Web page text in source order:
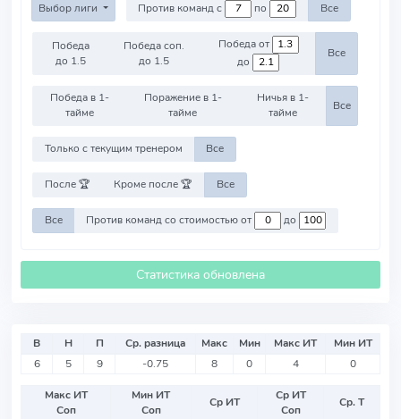
Выбор лиги Против команд с по Все
Победа
до 1.5
Победа соп.
до 1.5
Победа от
до
Все
Победа в 1-
тайме
Поражение в 1-
тайме
Ничья в 1-
тайме
Все
Только с текущим тренером Все
После 🏆 Кроме после 🏆 Все
Все Против команд со стоимостью от до
Статистика обновлена
В Н П Ср. разница Макс Мин Макс ИТ
Мин ИТ
6
5 9 -0.75 8 0 4 0
Макс ИТ
Соп
Мин ИТ
Соп
Ср ИТ
Ср ИТ
Соп
Ср. Т